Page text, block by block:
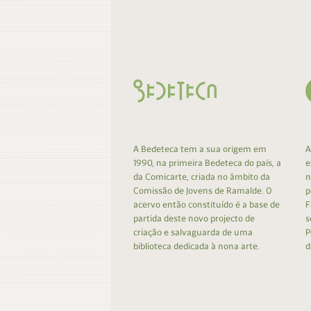
A Bedeteca tem a sua origem em
1990, na primeira Bedeteca do país, a
da Comicarte, criada no âmbito da
Comissão de Jovens de Ramalde. O
acervo então constituído é a base de
partida deste novo projecto de
criação e salvaguarda de uma
biblioteca dedicada à nona arte.